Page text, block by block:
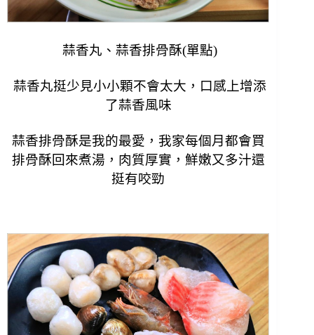
蒜香丸、蒜香排骨酥(單點)
蒜香丸挺少見小小顆不會太大， 口感上增添
了蒜香風味
蒜香排骨酥是我的最愛，我家每個月都會買
排骨酥回來煮湯，肉質厚實，鮮嫩又多汁還
挺有咬勁